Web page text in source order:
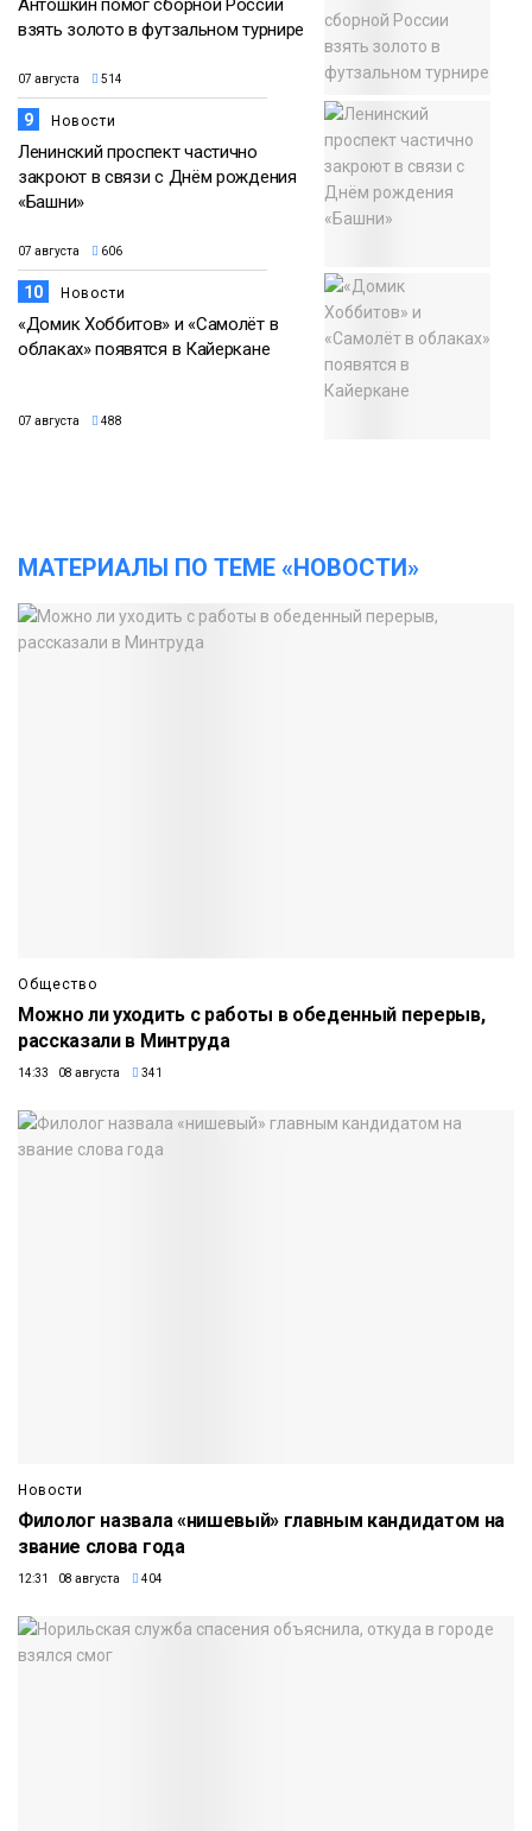
Антошкин помог сборной России
взять золото в футзальном турнире
07 августа 514
9 Новости
Ленинский проспект частично
закроют в связи с Днём рождения
«Башни»
07 августа 606
10 Новости
«Домик Хоббитов» и «Самолёт в
облаках» появятся в Кайеркане
07 августа 488
МАТЕРИАЛЫ ПО ТЕМЕ «НОВОСТИ»
Общество
Можно ли уходить с работы в обеденный перерыв,
рассказали в Минтруда
14:33 08 августа 341
Новости
Филолог назвала «нишевый» главным кандидатом на
звание слова года
12:31 08 августа 404